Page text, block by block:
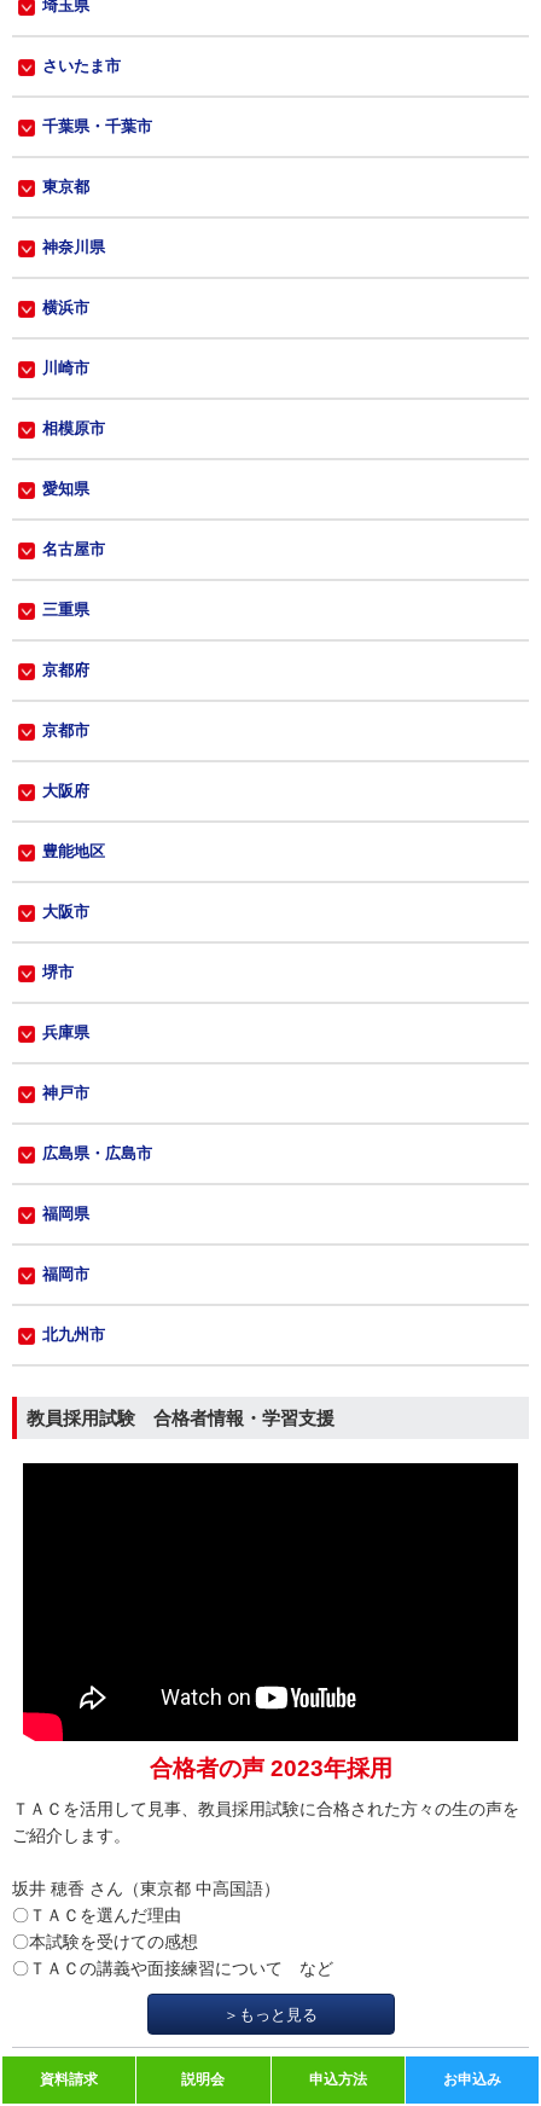
資料請求 説明会 申込方法 お申込み
埼玉県
さいたま市
千葉県・千葉市
東京都
神奈川県
横浜市
川崎市
相模原市
愛知県
名古屋市
三重県
京都府
京都市
大阪府
豊能地区
大阪市
堺市
兵庫県
神戸市
広島県・広島市
福岡県
福岡市
北九州市
教員採用試験 合格者情報・学習支援
合格者の声 2023年採用
ＴＡＣを活用して見事、教員採用試験に合格された方々の生の声を
ご紹介します。
坂井 穂香 さん（東京都 中高国語）
〇ＴＡＣを選んだ理由
〇本試験を受けての感想
〇ＴＡＣの講義や面接練習について など
＞もっと見る
教員採用試験 合格者データ